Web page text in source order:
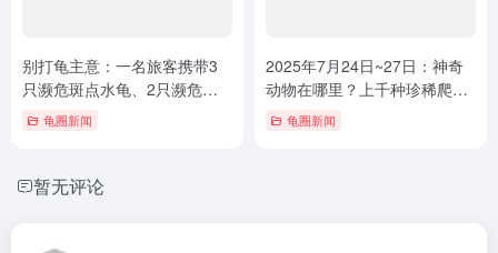
别打龟主意：一名旅客携带3
只濒危斑点水龟、2只濒危越
南三线闭壳龟、1只濒危卡罗
莱纳箱龟出境
龟圈新闻
2025年7月24日~27日：神奇
动物在哪里？上千种珍稀爬宠
齐聚北京
龟圈新闻
暂无评论